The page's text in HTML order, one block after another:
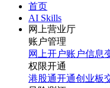
首页
AI Skills
网上营业厅
账户管理
网上开户账户信息
权限开通
港股通开通创业板